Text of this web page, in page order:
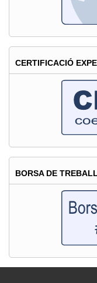
CERTIFICACIÓ
BORSA DE